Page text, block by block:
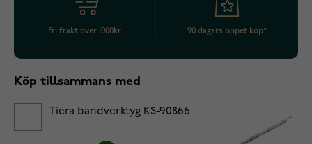
Fri frakt över 1000kr 90 dagars öppet köp*
Köp tillsammans med
Tiera bandverktyg KS-90866